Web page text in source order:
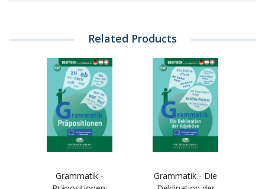
Related Products
Grammatik -
Grammatik - Die